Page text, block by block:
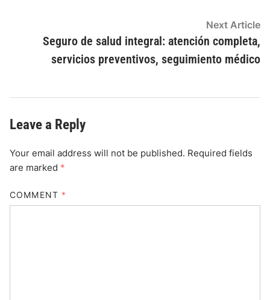
navigation
Next Article
Seguro de salud integral: atención completa,
servicios preventivos, seguimiento médico
Leave a Reply
Your email address will not be published. Required fields
are marked *
COMMENT *